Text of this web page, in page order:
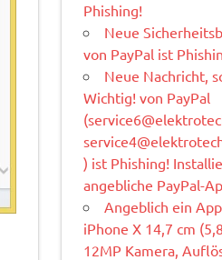
Phishing!
Neue
von PayPal ist
Neue Nachricht,
Wichtig! von PayPal
(
) ist Phishing!
angebliche PayPal-
Angeblich ein
iPhone X 14,7 cm
12MP Kamera,